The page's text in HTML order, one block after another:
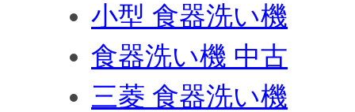
小型 食器洗い機
食器洗い機 中古
三菱 食器洗い機